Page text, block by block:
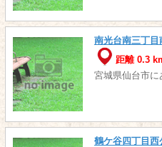
南光台南三丁目
距離 0.3
宮城県仙台市に
鶴ケ谷四丁目西